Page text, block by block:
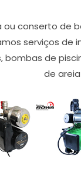
conserto
serviços
de
de